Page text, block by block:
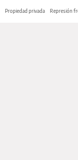
Propiedad privada Represión